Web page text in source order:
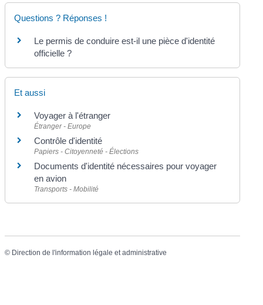
Questions ? Réponses !
Le permis de conduire est-il une pièce d'identité
officielle ?
Et aussi
Voyager à l'étranger
Étranger - Europe
Contrôle d'identité
Papiers - Citoyenneté - Élections
Documents d'identité nécessaires pour voyager
en avion
Transports - Mobilité
© Direction de l'information légale et administrative